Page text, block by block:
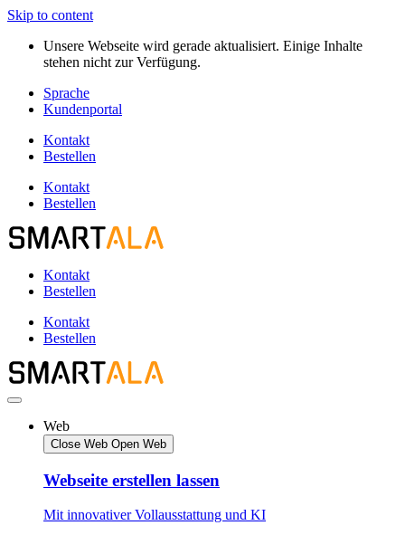
Skip to content
Unsere Webseite wird gerade aktualisiert. Einige Inhalte
stehen nicht zur Verfügung.
Sprache
Kundenportal
Kontakt
Bestellen
Kontakt
Bestellen
Kontakt
Bestellen
Kontakt
Bestellen
Web
Close Web Open Web
Webseite erstellen lassen
Mit innovativer Vollausstattung und KI